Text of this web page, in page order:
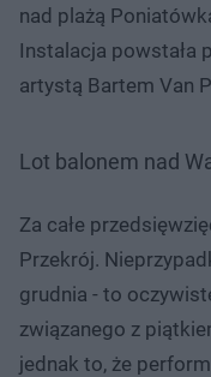
nad plażą
Instalacja powstała
artystą Bartem Van
Lot balonem nad
Za całe
Przekrój.
grudnia - to
związanego z
jednak to, że